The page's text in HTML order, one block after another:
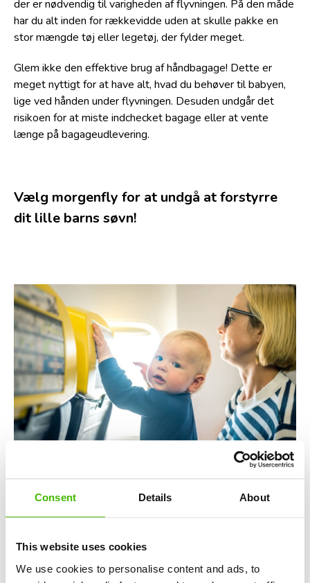
Consent Details About
This website uses cookies
We use cookies to personalise content and ads, to
der er nødvendig til varigheden af flyvningen. På den måde
har du alt inden for rækkevidde uden at skulle pakke en
stor mængde tøj eller legetøj, der fylder meget.
Glem ikke den effektive brug af håndbagage! Dette er
meget nyttigt for at have alt, hvad du behøver til babyen,
lige ved hånden under flyvningen. Desuden undgår det
risikoen for at miste indchecket bagage eller at vente
længe på bagageudlevering.
Vælg morgenfly for at undgå at forstyrre
dit lille barns søvn!
undgå forsinkelser er en af de største fordele. Derudover
morgenen. Forestil dig at vågne op ved daggry, pakke dine